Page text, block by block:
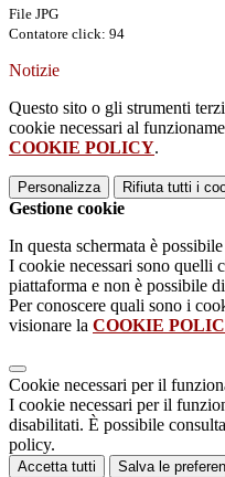
File JPG
Contatore click: 94
Notizie
Questo sito o gli strumenti
cookie necessari al
COOKIE POLICY.
Personalizza Rifiuta tutti i
Gestione cookie
In questa schermata è
I cookie necessari sono quelli
piattaforma e non è possibile
Per conoscere quali sono i
visionare la COOKIE
Cookie necessari per il
I cookie necessari per il
disabilitati. È possibile
policy.
Accetta tutti Salva le